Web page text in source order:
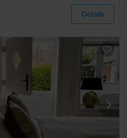
Details